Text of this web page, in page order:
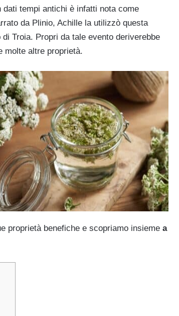
dati tempi antichi è infatti nota come
da Plinio, Achille la utilizzò questa
Troia. Propri da tale evento deriverebbe
molte altre proprietà.
proprietà benefiche e scopriamo insieme a